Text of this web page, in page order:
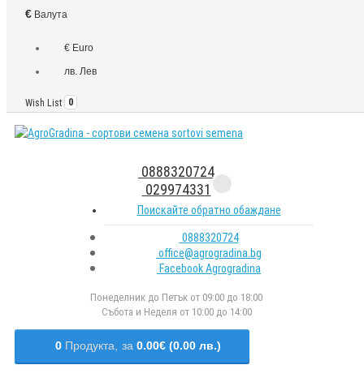
€ Валута
€ Euro
лв. Лев
Wish List 0
0888320724
029974331
Поискайте обратно обаждане
0888320724
office@agrogradina.bg
Facebook Agrogradina
Понеделник до Петък от 09:00 до 18:00
Събота и Неделя от 10:00 до 14:00
0 Продукта, за 0.00€ (0.00 лв.)